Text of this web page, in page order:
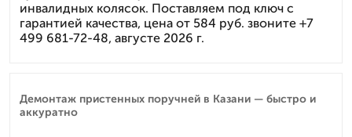
инвалидных колясок. Поставляем под ключ с
гарантией качества, цена от 584 руб. звоните +7
499 681-72-48, августе 2026 г.
Демонтаж пристенных поручней в Казани — быстро и
аккуратно